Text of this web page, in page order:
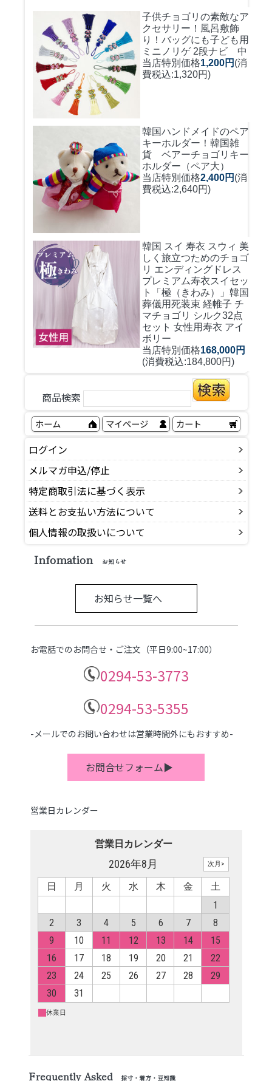
子供チョゴリの素敵なア
クセサリー！風呂敷飾
り！バッグにも子ども用
ミニノリゲ 2段ナビ 中
当店特別価格1,200円 (消
費税込:1,320円)
韓国ハンドメイドのペア
キーホルダー！ 韓国雑
貨 ベアーチョゴリキー
ホルダー（ペア大）
当店特別価格2,400円 (消
費税込:2,640円)
韓国 スイ 寿衣 スウィ 美
しく旅立つためのチョゴ
リ エンディングドレス
プレミアム寿衣スイセッ
ト「極（きわみ）」韓国
葬儀用死装束 経帷子 チ
マチョゴリ シルク32点
セット 女性用寿衣 アイ
ボリー
当店特別価格168,000円
(消費税込:184,800円)
商品検索
ホーム マイページ カート
ログイン
メルマガ申込/停止
特定商取引法に基づく表示
送料とお支払い方法について
個人情報の取扱いについて
Infomation お知らせ
お知らせ一覧へ
お電話でのお問合せ・ご注文（平日9:00~17:00）
0294-53-3773
0294-53-5355
-メールでのお問い合わせは営業時間外にもおすすめ-
お問合せフォーム▶
営業日カレンダー
Frequently Asked 採寸・着方・豆知識